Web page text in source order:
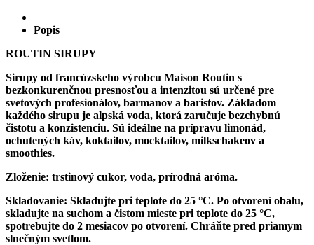
Popis
ROUTIN SIRUPY
Sirupy od francúzskeho výrobcu Maison Routin s
bezkonkurenčnou presnosťou a intenzitou sú určené pre
svetových profesionálov, barmanov a baristov. Základom
každého sirupu je alpská voda, ktorá zaručuje bezchybnú
čistotu a konzistenciu. Sú ideálne na prípravu limonád,
ochutených káv, koktailov, mocktailov, milkschakeov a
smoothies.
Zloženie: trstinový cukor, voda, prírodná aróma.
Skladovanie: Skladujte pri teplote do 25 °C. Po otvorení obalu,
skladujte na suchom a čistom mieste pri teplote do 25 °C,
spotrebujte do 2 mesiacov po otvorení. Chráňte pred priamym
slnečným svetlom.